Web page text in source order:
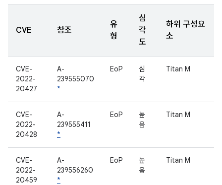
CVE 참조
유
형
심
각
도
하위 구성요
소
CVE-
2022-
20427
A-
239555070
*
EoP
심
각
Titan M
CVE-
2022-
20428
A-
239555411
*
EoP
높
음
Titan M
CVE-
2022-
20459
A-
239556260
*
EoP
높
음
Titan M